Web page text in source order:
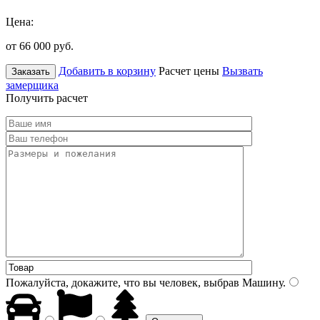
Цена:
от 66 000 руб.
Заказать Добавить в корзину Расчет цены Вызвать
замерщика
Получить расчет
Пожалуйста, докажите, что вы человек, выбрав Машину.